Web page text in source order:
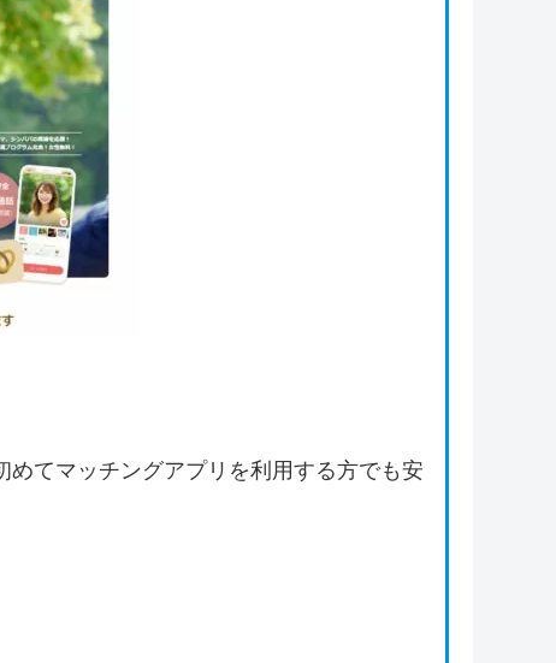
めてマッチングアプリを利用する方でも安